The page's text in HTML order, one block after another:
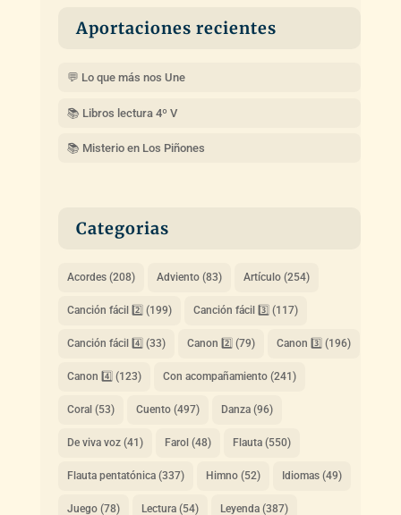
Aportaciones recientes
💬 Lo que más nos Une
📚 Libros lectura 4º V
📚 Misterio en Los Piñones
Categorias
Acordes(208) Adviento(83) Artículo(254)
Canción fácil 2️⃣ (199) Canción fácil 3️⃣ (117)
Canción fácil 4️⃣ (33) Canon 2️⃣ (79) Canon 3️⃣ (196)
Canon 4️⃣ (123) Con acompañamiento(241)
Coral (53) Cuento(497) Danza(96)
De viva voz(41) Farol (48) Flauta(550)
Flauta pentatónica(337) Himno(52) Idiomas(49)
Juego(78) Lectura(54) Leyenda(387)